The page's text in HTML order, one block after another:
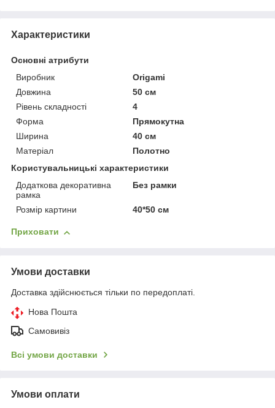
Характеристики
Основні атрибути
Виробник
Origami
Довжина
50 см
Рівень складності
4
Форма
Прямокутна
Ширина
40 см
Матеріал
Полотно
Користувальницькі характеристики
Додаткова декоративна
рамка
Без рамки
Розмір картини 40*50 см
Приховати
Умови доставки
Доставка здійснюється тільки по передоплаті.
Нова Пошта
Самовивіз
Всі умови доставки
Умови оплати